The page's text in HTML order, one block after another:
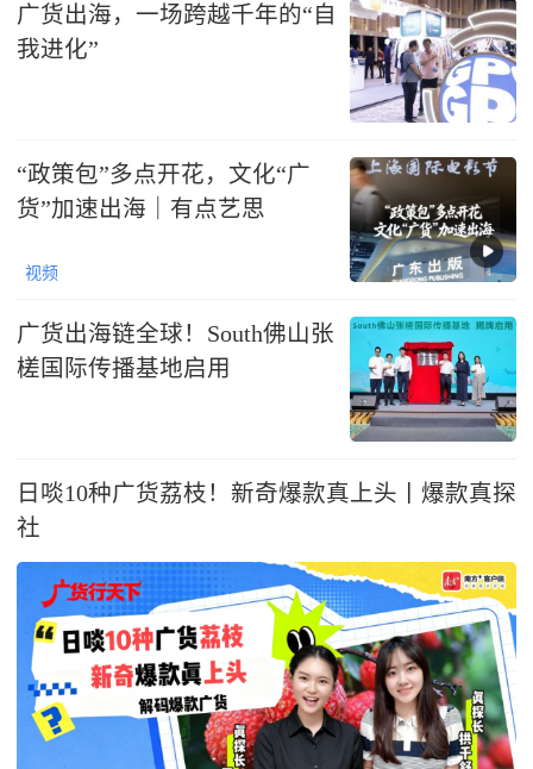
广货出海，一场跨越千年的“自
我进化”
“政策包”多点开花，文化“广
货”加速出海｜有点艺思
视频
广货出海链全球！South佛山张
槎国际传播基地启用
日啖10种广货荔枝！新奇爆款真上头丨爆款真探
社